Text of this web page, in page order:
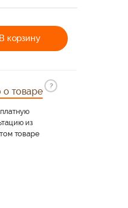
В корзину
о товаре
?
из
товаре